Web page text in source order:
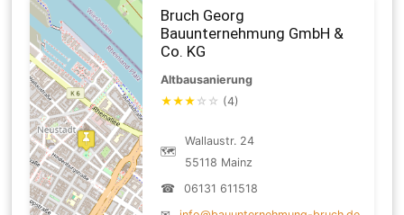
Bruch Georg
Bauunternehmung GmbH &
Co. KG
Altbausanierung
★★★ ☆ ☆ (4)
🗺
Wallaustr. 24
55118 Mainz
☎
06131 611518